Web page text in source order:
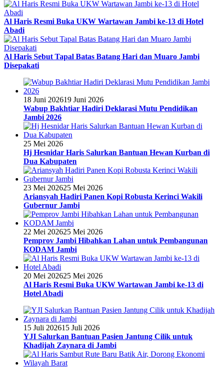
Al Haris Resmi Buka UKW Wartawan Jambi ke-13 di Hotel
Abadi
Al Haris Sebut Tapal Batas Batang Hari dan Muaro Jambi
Disepakati
18 Juni 202619 Juni 2026
Wabup Bakhtiar Hadiri Deklarasi Mutu Pendidikan
Jambi 2026
25 Mei 2026
Hj Hesnidar Haris Salurkan Bantuan Hewan Kurban di
Dua Kabupaten
23 Mei 202625 Mei 2026
Ariansyah Hadiri Panen Kopi Robusta Kerinci Wakili
Gubernur Jambi
22 Mei 202625 Mei 2026
Pemprov Jambi Hibahkan Lahan untuk Pembangunan
KODAM Jambi
20 Mei 202625 Mei 2026
Al Haris Resmi Buka UKW Wartawan Jambi ke-13 di
Hotel Abadi
15 Juli 202615 Juli 2026
YJI Salurkan Bantuan Pasien Jantung Cilik untuk
Khadijah Zaynara di Jambi